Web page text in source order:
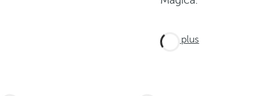
Voir plus